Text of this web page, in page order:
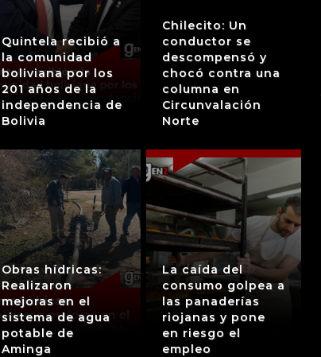
Quintela recibió a
la comunidad
boliviana por los
201 años de la
independencia de
Bolivia
Obras hídricas:
Realizaron
mejoras en el
sistema de agua
potable de
Aminga
Chilecito: Un
conductor se
descompensó y
chocó contra una
columna en
Circunvalación
Norte
La caída del
consumo golpea a
las panaderías
riojanas y pone
en riesgo el
empleo